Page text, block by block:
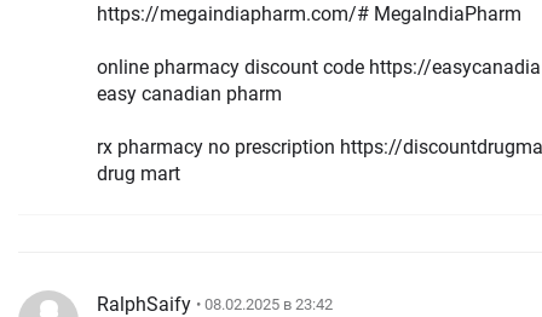
https://megaindiapharm.com/# MegaIndiaPharm
online pharmacy discount code https://
easy canadian pharm
rx pharmacy no prescription https://
drug mart
RalphSaify • 08.02.2025 в 23:42